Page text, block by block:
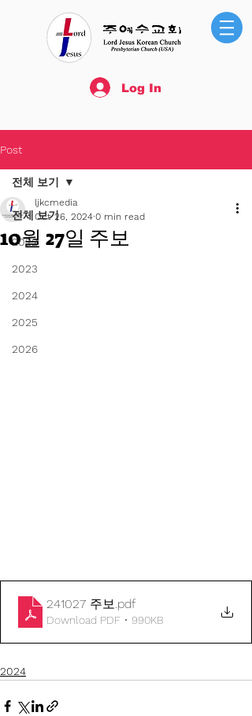
Log In
Post
전체 보기
2022
2023
2024
2025
2026
전체 보기
10월 27일 주보
ljkcmedia
Oct 26, 2024 0 min read
241027 주보.pdf
Download PDF • 990KB
2024